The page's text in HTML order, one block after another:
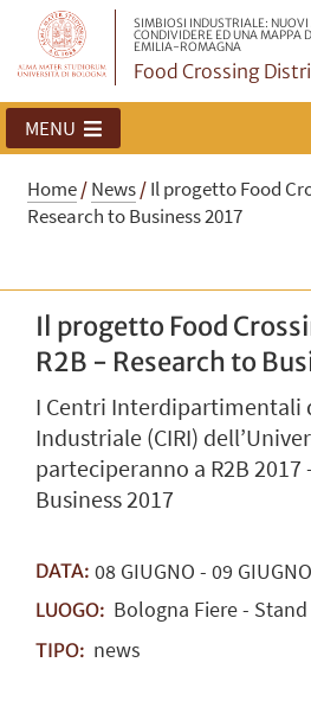
SIMBIOSI INDUSTRIALE:
CONDIVIDERE ED UNA MAPPA
EMILIA-ROMAGNA
Food Crossing
MENU
Home/News/Il progetto Food
Research to Business 2017
Il progetto Food
R2B - Research to
I Centri Interdipartimentali
Industriale (CIRI)
parteciperanno a R2B 2017
Business 2017
DATA: 08GIUGNO - 09
LUOGO: Bologna Fiere -
TIPO: news